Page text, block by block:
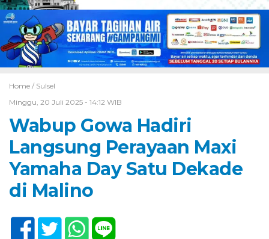
Home / Sulsel
Minggu, 20 Juli 2025 - 14:12 WIB
Wabup Gowa Hadiri
Langsung Perayaan Maxi
Yamaha Day Satu Dekade
di Malino